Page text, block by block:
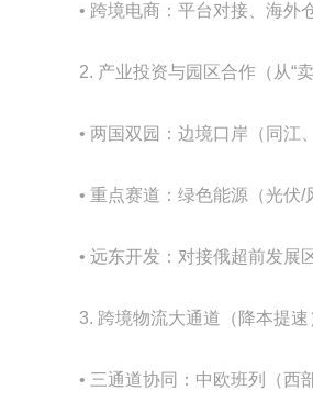
• 跨境电商：平台对接、海外
2. 产业投资与园区合作（从“卖
• 两国双园：边境口岸（同江
• 重点赛道：绿色能源（光伏
• 远东开发：对接俄超前发展
3. 跨境物流大通道（降本提速
• 三通道协同：中欧班列（西